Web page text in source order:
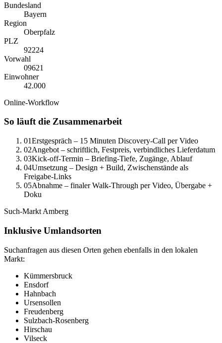
Bundesland
Bayern
Region
Oberpfalz
PLZ
92224
Vorwahl
09621
Einwohner
42.000
Online-Workflow
So läuft die Zusammenarbeit
01Erstgespräch – 15 Minuten Discovery-Call per Video
02Angebot – schriftlich, Festpreis, verbindliches Lieferdatum
03Kick-off-Termin – Briefing-Tiefe, Zugänge, Ablauf
04Umsetzung – Design + Build, Zwischenstände als
Freigabe-Links
05Abnahme – finaler Walk-Through per Video, Übergabe +
Doku
Such-Markt Amberg
Inklusive Umlandsorten
Suchanfragen aus diesen Orten gehen ebenfalls in den lokalen
Markt:
Kümmersbruck
Ensdorf
Hahnbach
Ursensollen
Freudenberg
Sulzbach-Rosenberg
Hirschau
Vilseck